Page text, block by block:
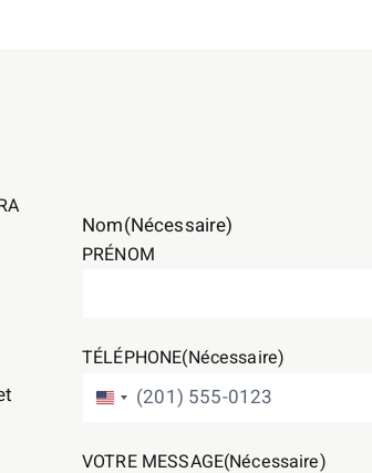
Nom(Nécessaire)
PRÉNOM
TÉLÉPHONE(Nécessaire)
ÉTATS-UNIS +1
VOTRE MESSAGE(Nécessaire)